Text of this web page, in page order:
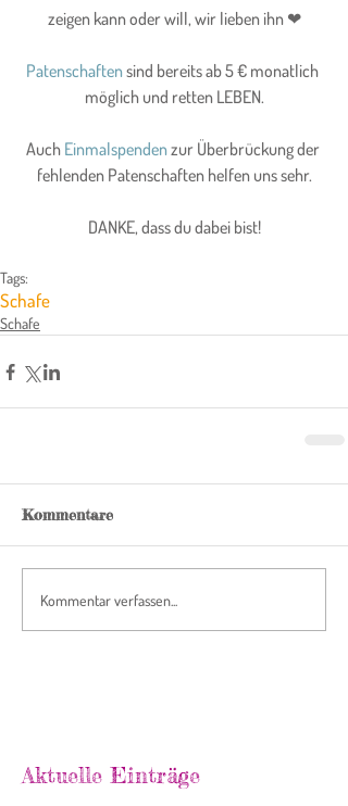
zeigen kann oder will, wir lieben ihn ❤
Patenschaften sind bereits ab 5 € monatlich
möglich und retten LEBEN.
Auch Einmalspenden zur Überbrückung der
fehlenden Patenschaften helfen uns sehr.
DANKE, dass du dabei bist!
Tags:
Schafe
Schafe
Kommentare
Kommentar verfassen...
Aktuelle Einträge